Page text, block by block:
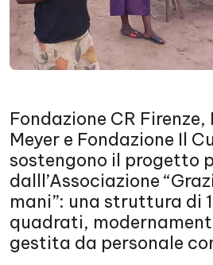
Fondazione CR Firenze,
Meyer e Fondazione Il
sostengono il progetto
dalll’Associazione
mani”: una struttura di
quadrati,
gestita da personale